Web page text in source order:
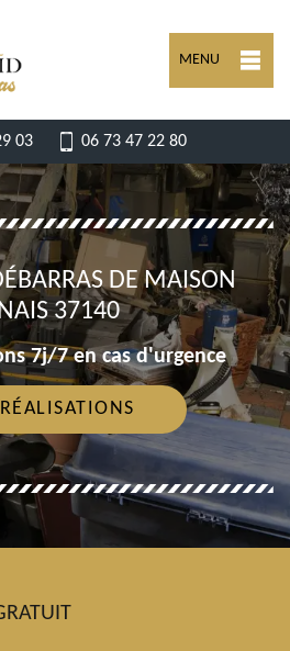
MENU
03 06 73 47 22 80
DE MAISON
37140
7j/7 en cas d'urgence